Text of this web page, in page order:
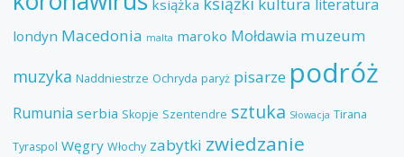
książka literatura
londyn Macedonia malta maroko Mołdawia muzeum
muzyka Naddniestrze Ochryda paryż pisarze podróż
Rumunia serbia Skopje Szentendre sztuka Słowacja Tirana
Tyraspol Węgry Włochy zabytki zwiedzanie